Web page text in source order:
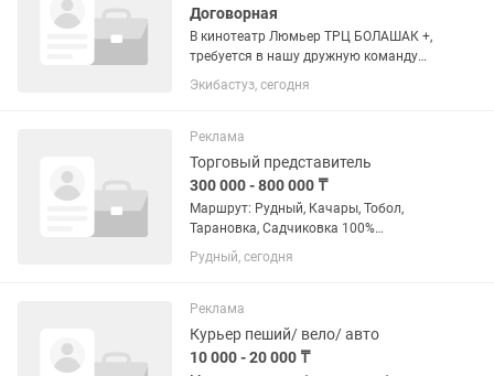
Договорная
В кинотеатр Люмьер ТРЦ БОЛАШАК +,
требуется в нашу дружную команду
бармен! Требования: Девушка (
женщина) возраст от 25 лет;
доброжелательность и...
Экибастуз, сегодня
Реклама
Торговый представитель
300 000 - 800 000 ₸
Маршрут: Рудный, Качары, Тобол,
Тарановка, Садчиковка 100%
посещение ТТ Сбор и обработка заявок
Мерчандайзинг Требуется
представитель с желанием работать и
зарабатывать!...
Рудный, сегодня
Реклама
Курьер пеший/ вело/ авто
10 000 - 20 000 ₸